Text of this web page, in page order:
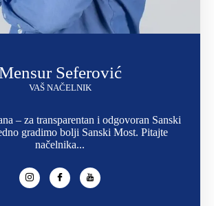
Seferović
VAŠ NAČELNIK
– za transparentan i odgovoran Sanski
gradimo bolji Sanski Most. Pitajte
načelnika...